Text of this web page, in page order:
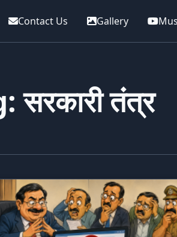
Contact Us Gallery
सरकारी तंत्र